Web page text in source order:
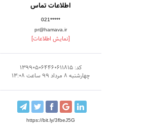
اطلاعات تماس
021*****
pr@hamava.ir
[نمایش اطلاعات]
کد: 139905064460611815
چهارشنبه 8 مرداد 99 ساعت 13:08
https://bit.ly/3fbeJ5G